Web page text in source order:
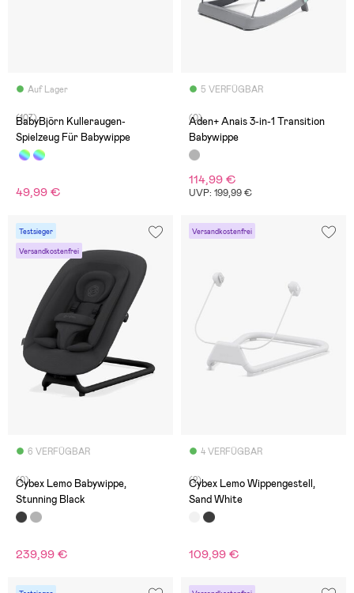
Auf Lager
(107)
BabyBjörn Kulleraugen-
Spielzeug Für Babywippe
49,99 €
5 VERFÜGBAR
(0)
Aden+ Anais 3-in-1 Transition
Babywippe
114,99 €
UVP: 199,99 €
Testsieger
Versandkostenfrei
6 VERFÜGBAR
(0)
Cybex Lemo Babywippe,
Stunning Black
239,99 €
Versandkostenfrei
4 VERFÜGBAR
(2)
Cybex Lemo Wippengestell,
Sand White
109,99 €